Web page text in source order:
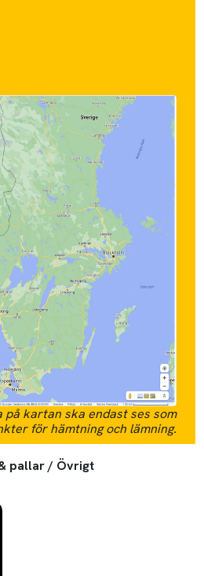
kartan ska endast ses som
för hämtning och lämning.
pallar / Övrigt